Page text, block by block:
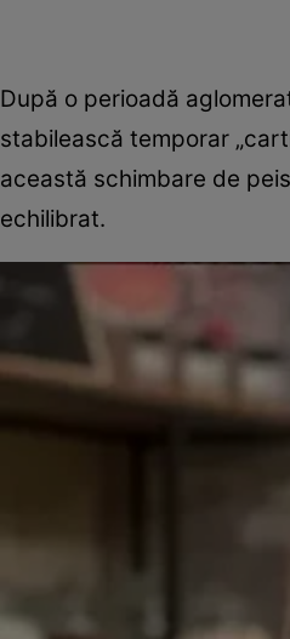
După o perioadă
stabilească temporar
această schimbare de
echilibrat.